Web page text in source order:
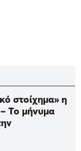
στοίχημα» η
Το μήνυμα